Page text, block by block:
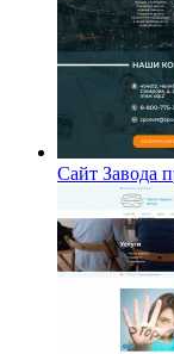
Сайт Завода